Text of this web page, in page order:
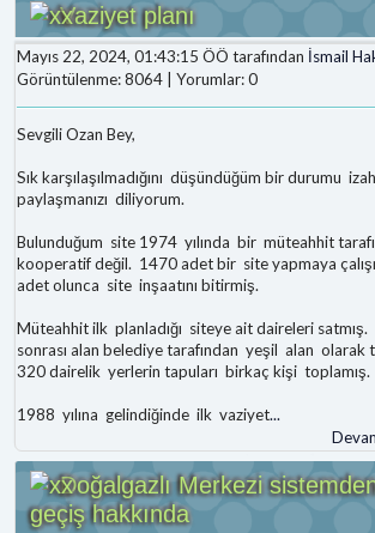
Vaziyet planı
Mayıs 22, 2024, 01:43:15 ÖÖ tarafından İsmail
Görüntülenme: 8064 | Yorumlar: 0
Sevgili Ozan Bey,
Sık karşılaşılmadığını düşündüğüm bir durumu
paylaşmanızı diliyorum.
Bulunduğum site 1974 yılında bir müteahhit
kooperatif değil. 1470 adet bir site yapmaya
adet olunca site inşaatını bitirmiş.
Müteahhit ilk planladığı siteye ait daireleri
sonrası alan belediye tarafından yeşil alan
320 dairelik yerlerin tapuları birkaç kişi toplamış.
1988 yılına gelindiğinde ilk vaziyet...
Doğalgazlı Merkezi
geçiş hakkında